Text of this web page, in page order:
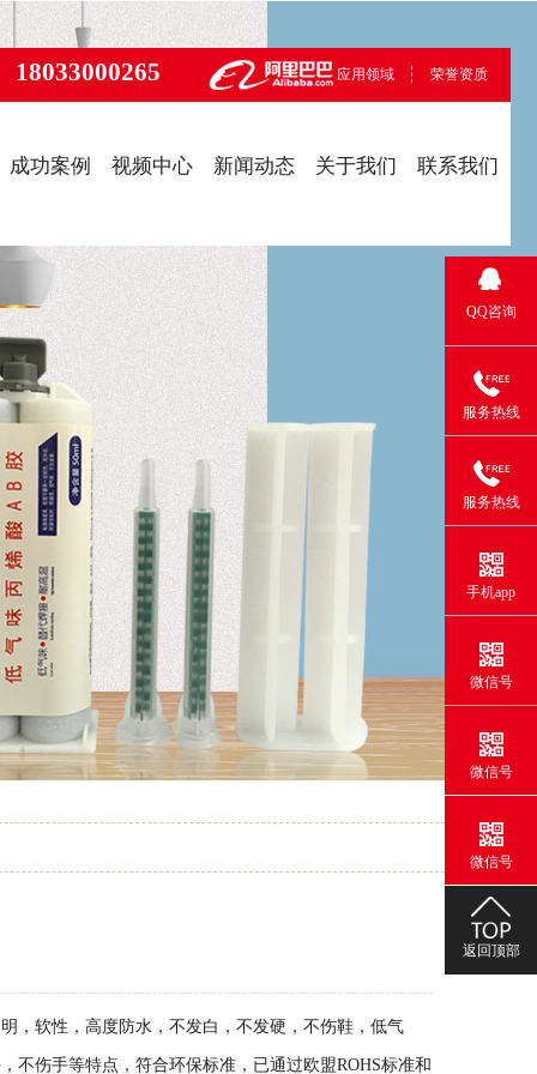
18033000265 应用领域 荣誉资质
成功案例 视频中心 新闻动态 关于我们 联系我们
，软性，高度防水，不发白，不发硬，不伤鞋，低气
不伤手等特点，符合环保标准，已通过欧盟ROHS标准和
QQ咨询
服务热线
服务热线
手机app
微信号
微信号
微信号
返回顶部